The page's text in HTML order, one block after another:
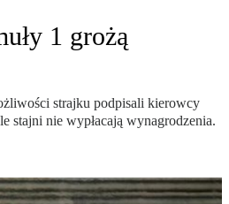
1 grożą
strajku podpisali kierowcy
stajni nie wypłacają wynagrodzenia.